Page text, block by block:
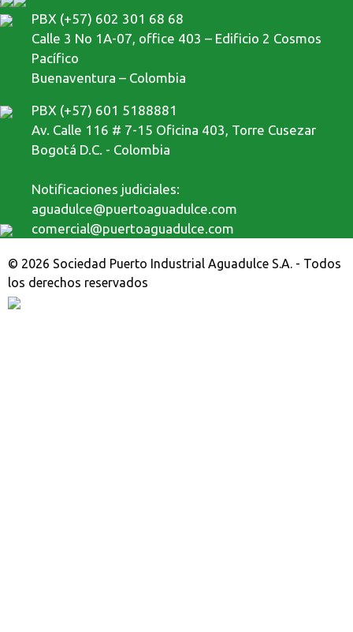
PBX (+57) 602 301 68 68
Calle 3 No 1A-07, office 403 – Edificio 2 Cosmos
Pacífico
Buenaventura – Colombia
PBX (+57) 601 5188881
Av. Calle 116 # 7-15 Oficina 403, Torre Cusezar
Bogotá D.C. - Colombia
Notificaciones judiciales:
aguadulce@puertoaguadulce.com
comercial@puertoaguadulce.com
© 2026 Sociedad Puerto Industrial Aguadulce S.A. - Todos
los derechos reservados